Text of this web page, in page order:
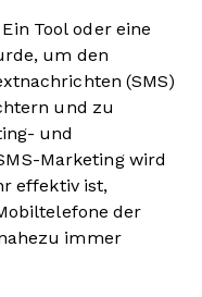
Ein Tool oder eine
um den
(SMS)
und zu
und
Marketing wird
effektiv ist,
der
immer